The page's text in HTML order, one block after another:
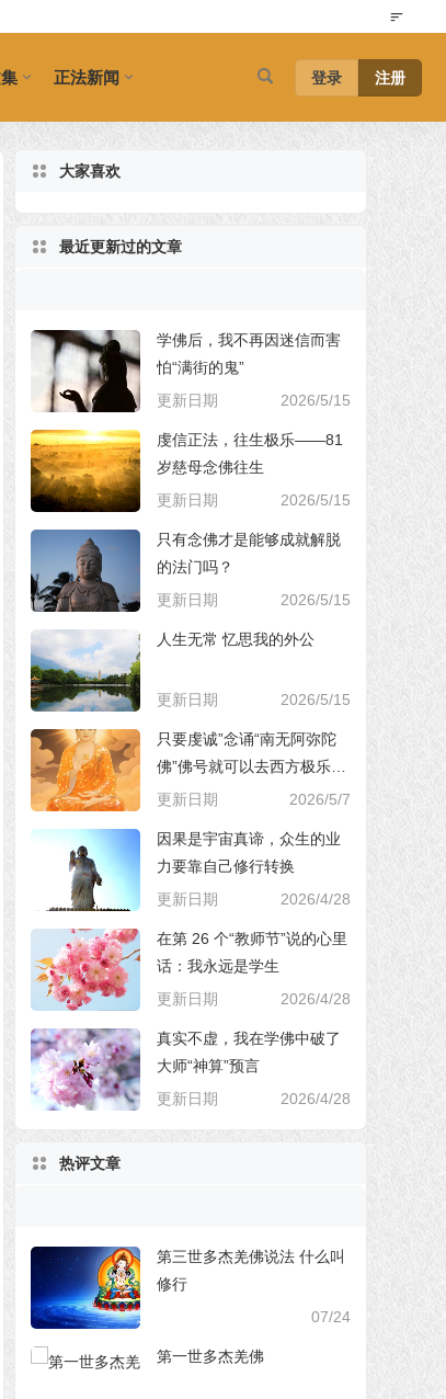
正法新闻 登录 注册
大家喜欢
最近更新过的文章
学佛后，我不再因迷信而害
怕“满街的鬼”
更新日期
2026/5/15
虔信正法，往生极乐——81
岁慈母念佛往生
更新日期
2026/5/15
只有念佛才是能够成就解脱
的法门吗？
更新日期
2026/5/15
人生无常 忆思我的外公
更新日期 2026/5/15
只要虔诚”念诵“南无阿弥陀
佛”佛号就可以去西方极乐世
界，对吗？
更新日期 2026/5/7
因果是宇宙真谛，众生的业
力要靠自己修行转换
更新日期
2026/4/28
在第 26 个“教师节”说的心里
话：我永远是学生
更新日期
2026/4/28
真实不虚，我在学佛中破了
大师“神算”预言
更新日期
2026/4/28
热评文章
第三世多杰羌佛说法 什么叫
修行
07/24
第一世多杰羌佛